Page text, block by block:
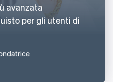
avanzata
per gli utenti di